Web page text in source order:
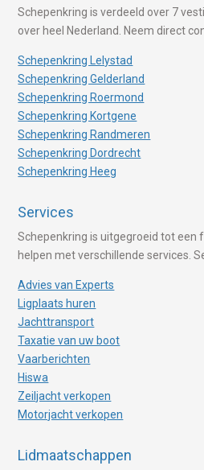
Schepenkring is verdeeld over 7
over heel Nederland. Neem direct
Schepenkring Lelystad
Schepenkring Gelderland
Schepenkring Roermond
Schepenkring Kortgene
Schepenkring Randmeren
Schepenkring Dordrecht
Schepenkring Heeg
Services
Schepenkring is uitgegroeid tot een
helpen met verschillende services.
Advies van Experts
Ligplaats huren
Jachttransport
Taxatie van uw boot
Vaarberichten
Hiswa
Zeiljacht verkopen
Motorjacht verkopen
Lidmaatschappen